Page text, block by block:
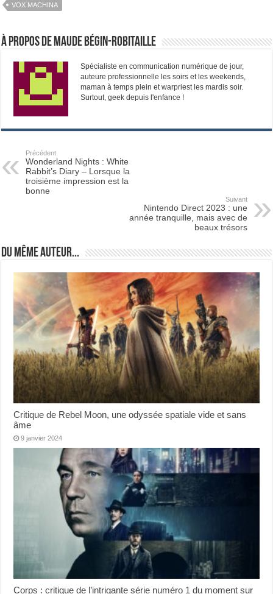
VOX MACHINA
À propos de Maude Bégin-Robitaille
Spécialiste en communication numérique de jour,
auteure professionnelle les soirs et les weekends,
maman à temps plein et warpriest les mardis soir.
Surtout, geek depuis l'enfance !
Précédent
Wonderland Nights : White
Rabbit’s Diary – Lorsque la
troisième impression est la
bonne
Suivant
Nintendo Direct 2023 : une
année tranquille, mais avec de
beaux trésors
Du même auteur...
Critique de Rebel Moon, une odyssée spatiale vide et sans
âme
9 janvier 2024
Corps : critique de l’intrigante série numéro 1 du moment sur